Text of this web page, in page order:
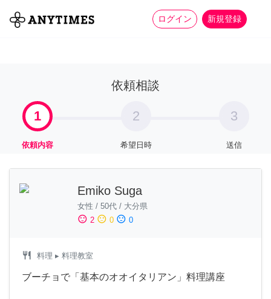
ログイン 新規登録
全て 家事 more_horiz
依頼相談
1
依頼内容
2
希望日時
3
送信
Emiko Suga
女性 / 50代 / 大分県
sentiment_satisfied 2 sentiment_neutral 0 sentiment_dissatisfied 0
restaurant 料理 ▸ 料理教室
ブーチョで「基本のオオイタリアン」料理講座